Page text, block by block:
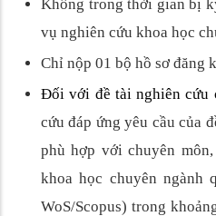
Không trong thời gian bị
vụ nghiên cứu khoa học
Chỉ nộp 01 bộ hồ sơ đăng
Đối với đề tài nghiên cứu
cứu đáp ứng yêu cầu của
phù hợp với chuyên
khoa học chuyên ngành
WoS/Scopus) trong